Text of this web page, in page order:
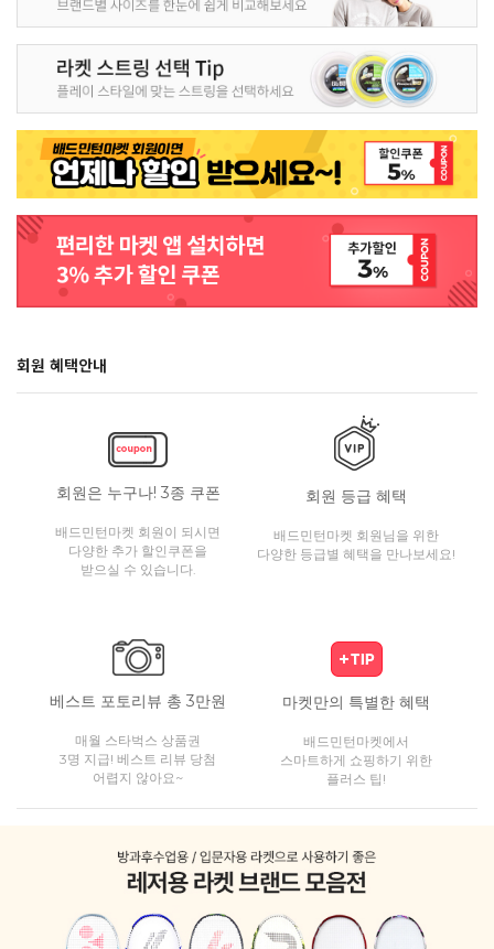
회원 혜택안내
회원은 누구나! 3종 쿠폰
배드민턴마켓 회원이 되시면
다양한 추가 할인쿠폰을
받으실 수 있습니다.
회원 등급 혜택
배드민턴마켓 회원님을 위한
다양한 등급별 혜택을 만나보세요!
베스트 포토리뷰 총 3만원
매월 스타벅스 상품권
3명 지급! 베스트 리뷰 당첨
어렵지 않아요~
마켓만의 특별한 혜택
배드민턴마켓에서
스마트하게 쇼핑하기 위한
플러스 팁!